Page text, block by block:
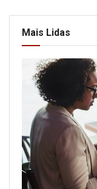
Mais Lidas